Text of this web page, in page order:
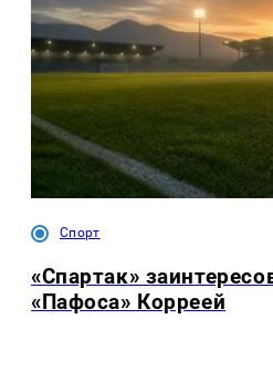
Спорт
«Спартак»
«Пафоса» Корреей